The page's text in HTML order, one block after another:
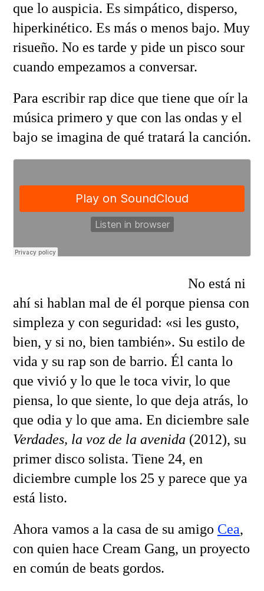
que lo auspicia. Es simpático, disperso,
hiperkinético. Es más o menos bajo. Muy
risueño. No es tarde y pide un pisco sour
cuando empezamos a conversar.
Para escribir rap dice que tiene que oír la
música primero y que con las ondas y el
bajo se imagina de qué tratará la canción.
No está ni
ahí si hablan mal de él porque piensa con
simpleza y con seguridad: «si les gusto,
bien, y si no, bien también». Su estilo de
vida y su rap son de barrio. Él canta lo
que vivió y lo que le toca vivir, lo que
piensa, lo que siente, lo que deja atrás, lo
que odia y lo que ama. En diciembre sale
Verdades, la voz de la avenida (2012), su
primer disco solista. Tiene 24, en
diciembre cumple los 25 y parece que ya
está listo.
Ahora vamos a la casa de su amigo Cea,
con quien hace Cream Gang, un proyecto
en común de beats gordos.